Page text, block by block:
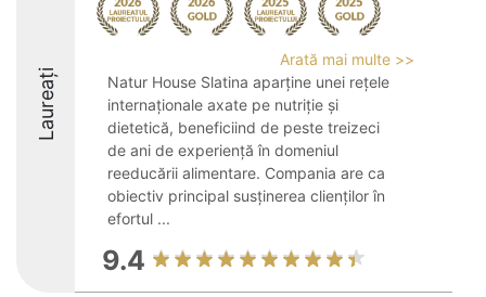
Laureați
Arată mai multe >>
Natur House Slatina aparține unei rețele
internaționale axate pe nutriție și
dietetică, beneficiind de peste treizeci
de ani de experiență în domeniul
reeducării alimentare. Compania are ca
obiectiv principal susținerea clienților în
efortul ...
9.4